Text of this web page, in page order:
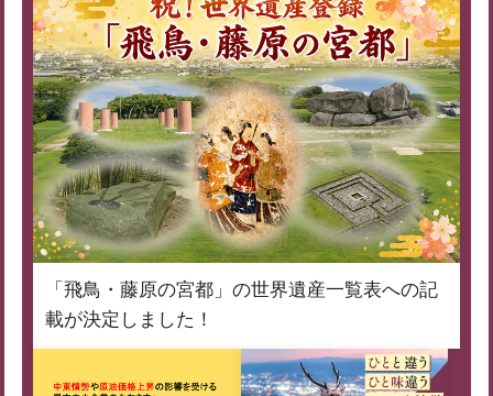
「飛鳥・藤原の宮都」の世界遺産一覧表への記
載が決定しました！